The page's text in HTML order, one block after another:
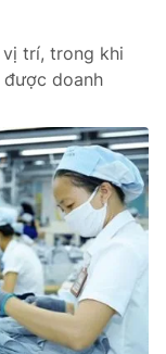
Việt
bằng AI
vị trí, trong khi
doanh